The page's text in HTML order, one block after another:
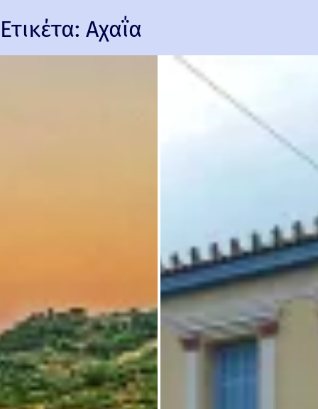
Ετικέτα: Αχαΐα